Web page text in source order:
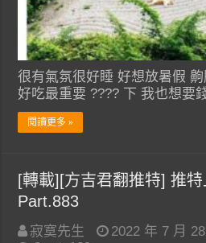
很有氣氛很好睡 好想放暑假
好吃最重要 ???? 下 我也想要
閱讀更多 »
[轉載][方吉君翻推特] 推
Part.883
寂寞先生 2022 年 7 月 28